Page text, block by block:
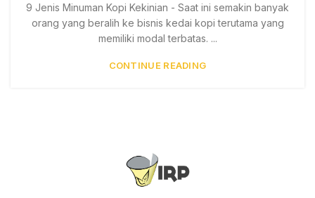
9 Jenis Minuman Kopi Kekinian - Saat ini semakin banyak
orang yang beralih ke bisnis kedai kopi terutama yang
memiliki modal terbatas. ...
CONTINUE READING